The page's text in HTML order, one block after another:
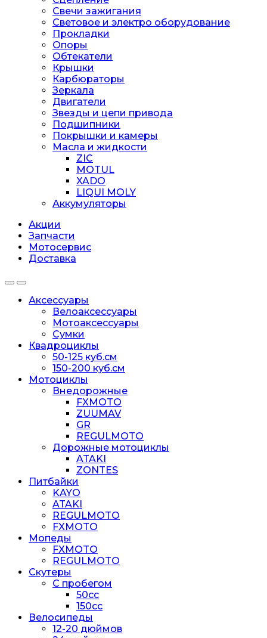
Свечи зажигания
Световое и электро оборудование
Прокладки
Опоры
Обтекатели
Крышки
Карбюраторы
Зеркала
Двигатели
Звезды и цепи привода
Подшипники
Покрышки и камеры
Масла и жидкости
ZIC
MOTUL
XADO
LIQUI MOLY
Аккумуляторы
Акции
Запчасти
Мотосервис
Доставка
Аксессуары
Велоаксессуары
Мотоаксессуары
Сумки
Квадроциклы
50-125 куб.см
150-200 куб.см
Мотоциклы
Внедорожные
FXMOTO
ZUUMAV
GR
REGULMOTO
Дорожные мотоциклы
ATAKI
ZONTES
Питбайки
KAYO
ATAKI
REGULMOTO
FXMOTO
Мопеды
FXMOTO
REGULMOTO
Скутеры
С пробегом
50cc
150cc
Велосипеды
12-20 дюймов